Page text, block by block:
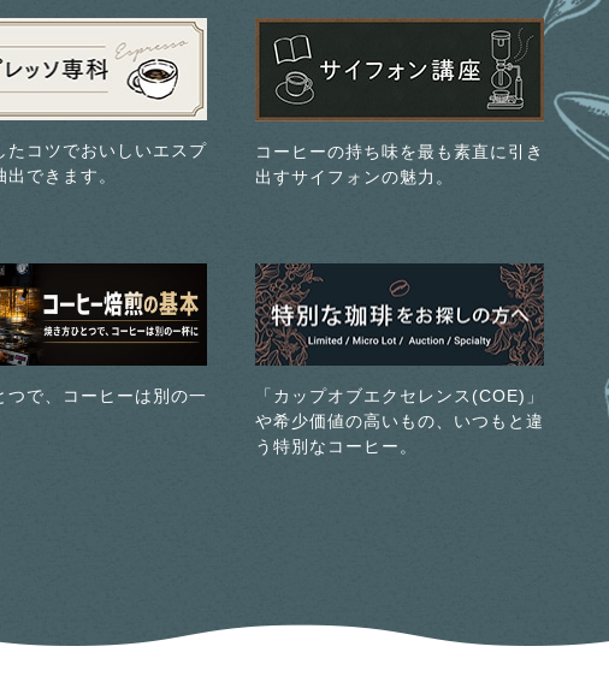
たコツでおいしいエスプ
出できます。
コーヒーの持ち味を最も素直に引き
出すサイフォンの魅力。
つで、コーヒーは別の一
「カップオブエクセレンス(COE)」
や希少価値の高いもの、いつもと違
う特別なコーヒー。